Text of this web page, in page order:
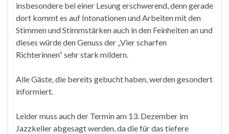
insbesondere bei einer Lesung erschwerend, denn gerade
dort kommt es auf Intonationen und Arbeiten mit den
Stimmen und Stimmstärken auch in den Feinheiten an und
dieses würde den Genuss der „Vier scharfen
Richterinnen“ sehr stark mildern.
Alle Gäste, die bereits gebucht haben, werden gesondert
informiert.
Leider muss auch der Termin am 13. Dezember im
Jazzkeller abgesagt werden, da die für das tiefere